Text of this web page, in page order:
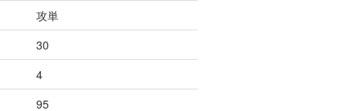
攻単
30
4
95